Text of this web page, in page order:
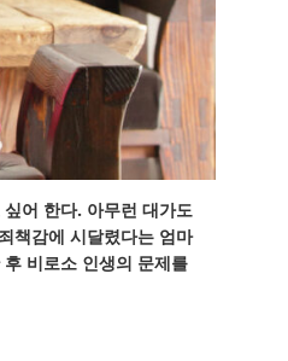
싶어 한다. 아무런 대가도
책감에 시달렸다는 엄마
비로소 인생의 문제를